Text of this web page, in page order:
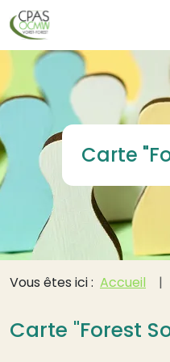
Aller au contenu principal
Carte
Fil d'Ariane
Vous êtes ici : Accueil
Carte "Forest